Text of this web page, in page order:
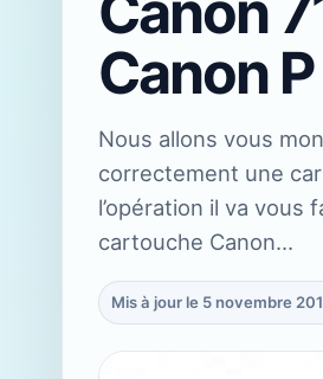
Canon P
Nous allons vous
correctement une
l’opération il va
cartouche Canon…
Mis à jour le 5 novembre